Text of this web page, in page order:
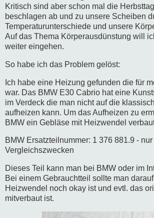
Kritisch sind aber schon mal die
beschlagen ab und zu unsere Scheiben
Temperaturunterschiede und unsere
Auf das Thema Körperausdünstung will
weiter eingehen.
So habe ich das Problem gelöst:
Ich habe eine Heizung gefunden die für
war. Das BMW E30 Cabrio hat eine
im Verdeck die man nicht auf die
aufheizen kann. Um das Aufheizen zu
BMW ein Gebläse mit Heizwendel
BMW Ersatzteilnummer: 1 376 881.9 - nur
Vergleichszwecken
Dieses Teil kann man bei BMW oder im
Bei einem Gebrauchtteil sollte man
Heizwendel noch okay ist und evtl. das
mitverbaut ist.